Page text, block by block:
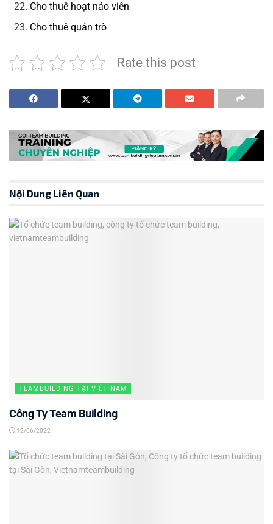
Cho thuê hoạt náo viên
Cho thuê quản trò
Rate this post
Nội Dung Liên Quan
TEAMBUILDING TẠI VIỆT NAM
Công Ty Team Building
12/06/2022